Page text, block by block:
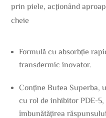
prin piele, acționând
cheie
Formulă cu absorbție
transdermic inovator.
Conține Butea Superba,
cu rol de inhibitor PDE-
îmbunătățirea